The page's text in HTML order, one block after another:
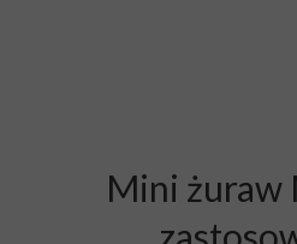
Mini żuraw